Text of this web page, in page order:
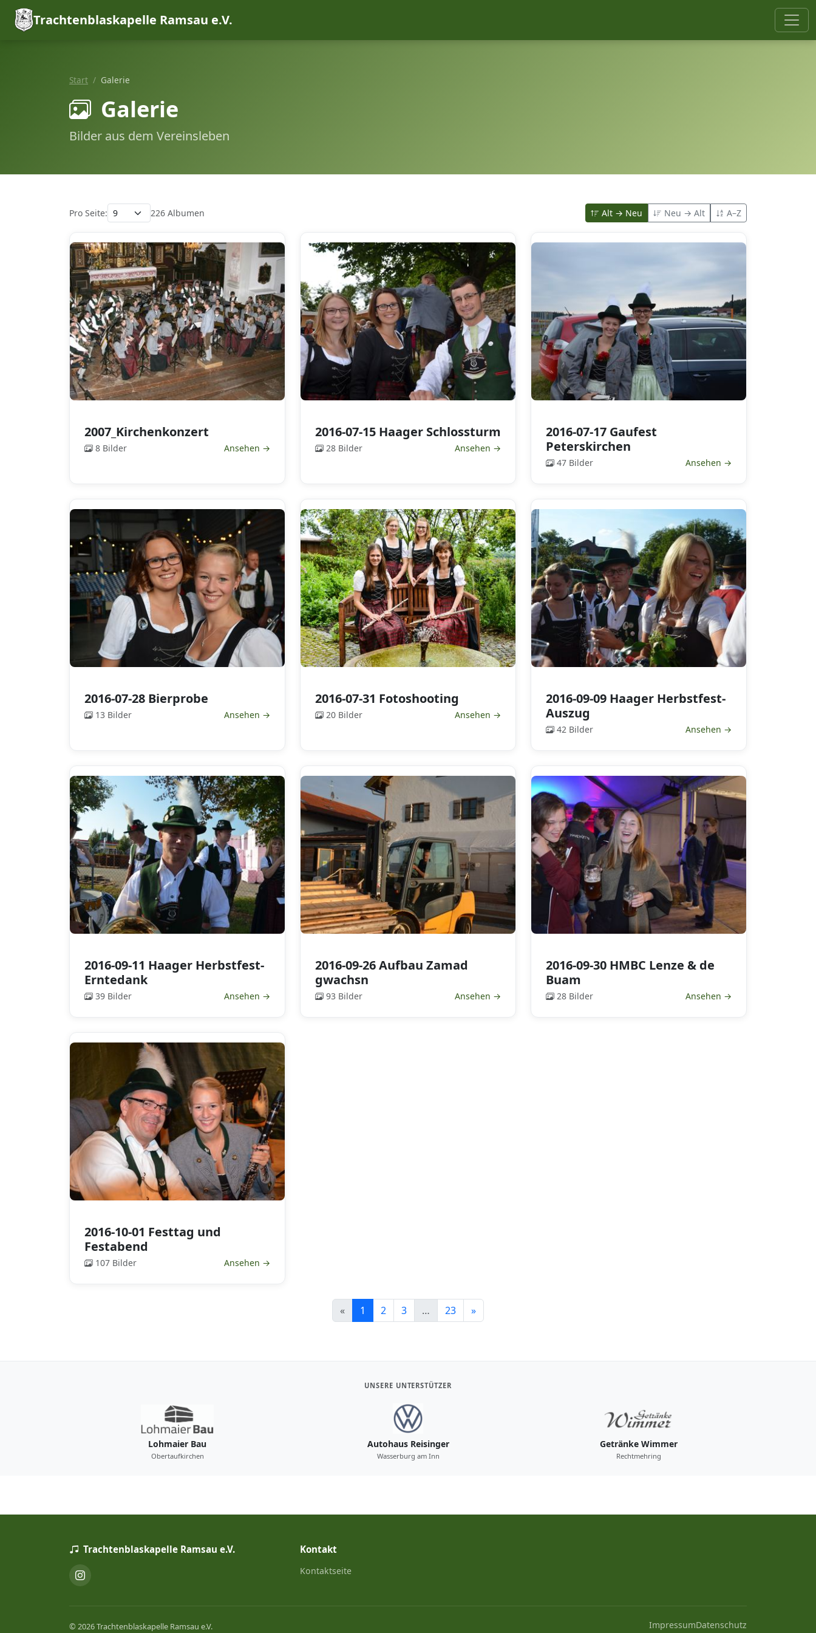
Trachtenblaskapelle Ramsau e.V.
Start Galerie
Galerie
Bilder aus dem Vereinsleben
Pro Seite: 226 Albumen Alt → Neu Neu → Alt A–Z
2007_Kirchenkonzert
8 Bilder Ansehen →
2016-07-15 Haager Schlossturm
28 Bilder Ansehen →
2016-07-17 Gaufest
Peterskirchen
47 Bilder Ansehen →
2016-07-28 Bierprobe
13 Bilder Ansehen →
2016-07-31 Fotoshooting
20 Bilder Ansehen →
2016-09-09 Haager Herbstfest-
Auszug
42 Bilder Ansehen →
2016-09-11 Haager Herbstfest-
Erntedank
39 Bilder Ansehen →
2016-09-26 Aufbau Zamad
gwachsn
93 Bilder Ansehen →
2016-09-30 HMBC Lenze & de
Buam
28 Bilder Ansehen →
2016-10-01 Festtag und
Festabend
107 Bilder Ansehen →
« 1 2 3 … 23 »
UNSERE UNTERSTÜTZER
Lohmaier Bau
Obertaufkirchen
Autohaus Reisinger
Wasserburg am Inn
Getränke Wimmer
Rechtmehring
Trachtenblaskapelle Ramsau e.V. Kontakt
Kontaktseite
© 2026 Trachtenblaskapelle Ramsau e.V. ImpressumDatenschutz